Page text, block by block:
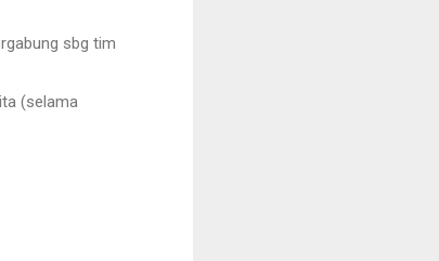
sbg tim
(selama